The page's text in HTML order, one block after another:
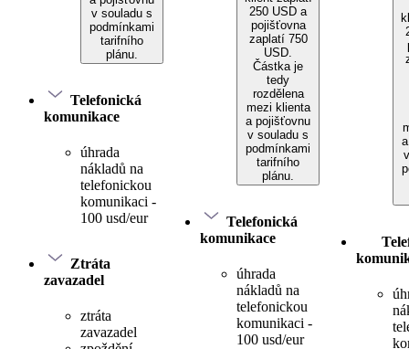
v souladu s
podmínkami
tarifního
plánu.
Telefonická
komunikace
úhrada
nákladů na
telefonickou
komunikaci -
100 usd/eur
Ztráta
zavazadel
ztráta
zavazadel
250 USD a
pojišťovna
zaplatí 750
USD.
Částka je
tedy
rozdělena
mezi klienta
a pojišťovnu
v souladu s
podmínkami
tarifního
plánu.
Telefonická
komunikace
úhrada
nákladů na
telefonickou
komunikaci -
100 usd/eur